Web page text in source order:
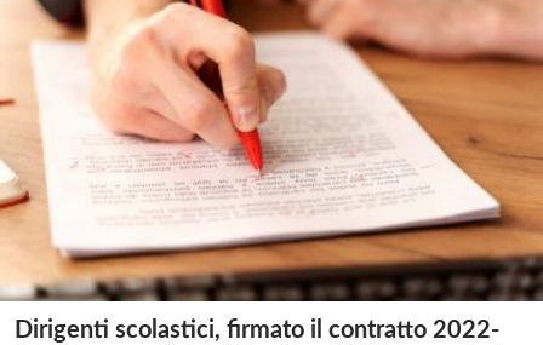
Dirigenti scolastici, firmato il contratto 2022-